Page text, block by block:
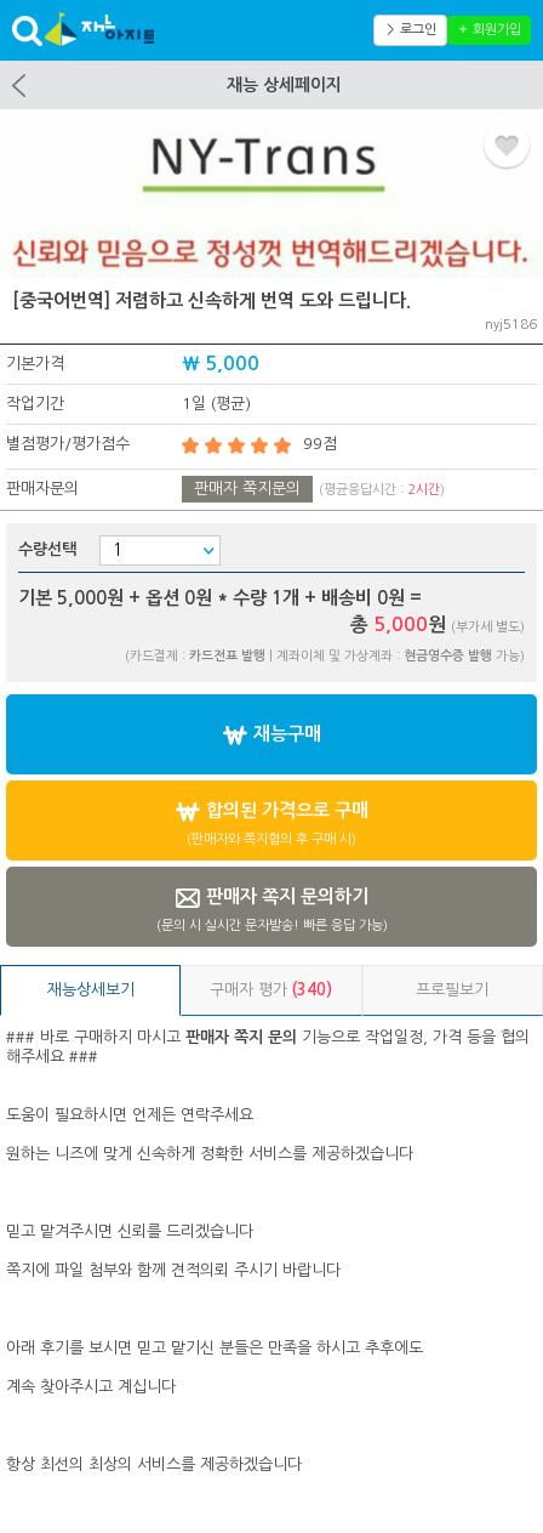
＞ 로그인 ＋ 회원가입
재능 상세페이지
[중국어번역] 저렴하고 신속하게 번역 도와 드립니다.
nyj5186
기본가격 ₩ 5,000
작업기간 1일 (평균)
별점평가/평가점수 99점
판매자문의 판매자 쪽지문의 (평균응답시간 : 2시간)
수량선택
기본 5,000원 + 옵션 0원 * 수량 1 개 + 배송비 0원 =
총 5,000원 (부가세 별도)
(카드결제 : 카드전표 발행 | 계좌이체 및 가상계좌 : 현금영수증 발행 가능)
재능구매
합의된 가격으로 구매
(판매자와 쪽지협의 후 구매 시)
판매자 쪽지 문의하기
(문의 시 실시간 문자발송! 빠른 응답 가능)
재능상세보기 구매자 평가(340) 프로필보기
### 바로 구매하지 마시고 판매자 쪽지 문의
기능으로 작업일정, 가격 등을 협의
해주세요 ###
도움이 필요하시면 언제든 연락주세요
원하는 니즈에 맞게 신속하게 정확한 서비스를 제공하겠습니다
믿고 맡겨주시면 신뢰를 드리겠습니다
쪽지에 파일 첨부와 함께 견적의뢰 주시기 바랍니다
아래 후기를 보시면 믿고 맡기신 분들은 만족을 하시고 추후에도
계속 찾아주시고 계십니다
항상 최선의 최상의 서비스를 제공하겠습니다